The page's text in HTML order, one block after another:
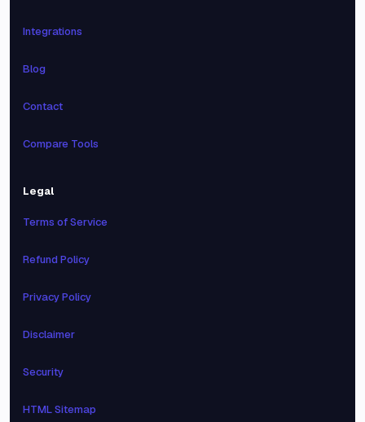
Integrations
Blog
Contact
Compare Tools
Legal
Terms of Service
Refund Policy
Privacy Policy
Disclaimer
Security
HTML Sitemap